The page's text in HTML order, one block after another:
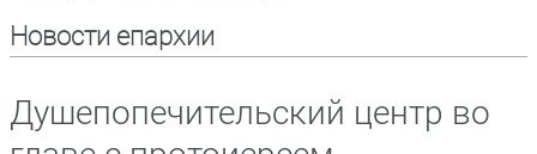
Новости епархии
Душепопечительский центр во